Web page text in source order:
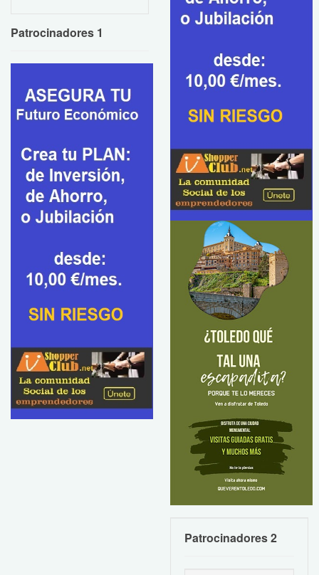
Patrocinadores 1
Patrocinadores 2